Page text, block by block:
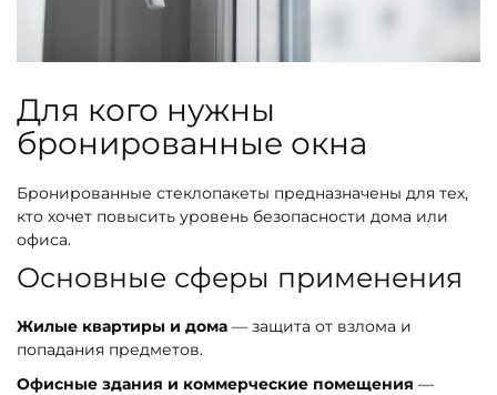
Для кого нужны
бронированные окна
Бронированные стеклопакеты предназначены для тех,
кто хочет повысить уровень безопасности дома или
офиса.
Основные сферы применения
Жилые квартиры и дома — защита от взлома и
попадания предметов.
Офисные здания и коммерческие помещения —